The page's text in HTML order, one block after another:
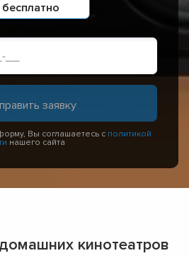
бесплатно
Вы соглашаетесь с политикой
нашего сайта
кинотеатров